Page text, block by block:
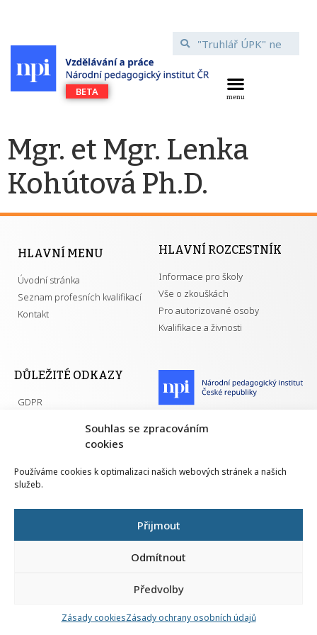
Souhlas se zpracováním
cookies
Používáme cookies k optimalizaci našich webových stránek a našich
služeb.
Přijmout
Odmítnout
Předvolby
Zásady cookiesZásady ochrany osobních údajů
Mgr. et Mgr. Lenka
Kohútová Ph.D.
HLAVNÍ MENU
Úvodní stránka
Seznam profesních kvalifikací
Kontakt
HLAVNÍ ROZCESTNÍK
Informace pro školy
Vše o zkouškách
Pro autorizované osoby
Kvalifikace a živnosti
DŮLEŽITÉ ODKAZY
GDPR
Přehled PK pro splnění MZK
Národní pedagogický institut ČR